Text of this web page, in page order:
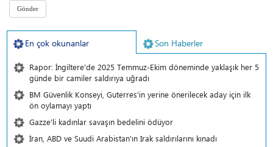
En çok okunanlar Son Haberler
Rapor: İngiltere'de 2025 Temmuz-Ekim döneminde yaklaşık her 5
günde bir camiler saldırıya uğradı
BM Güvenlik Konseyi, Guterres'in yerine önerilecek aday için ilk
ön oylamayı yaptı
Gazze'li kadınlar savaşın bedelini ödüyor
İran, ABD ve Suudi Arabistan'ın Irak saldırılarını kınadı